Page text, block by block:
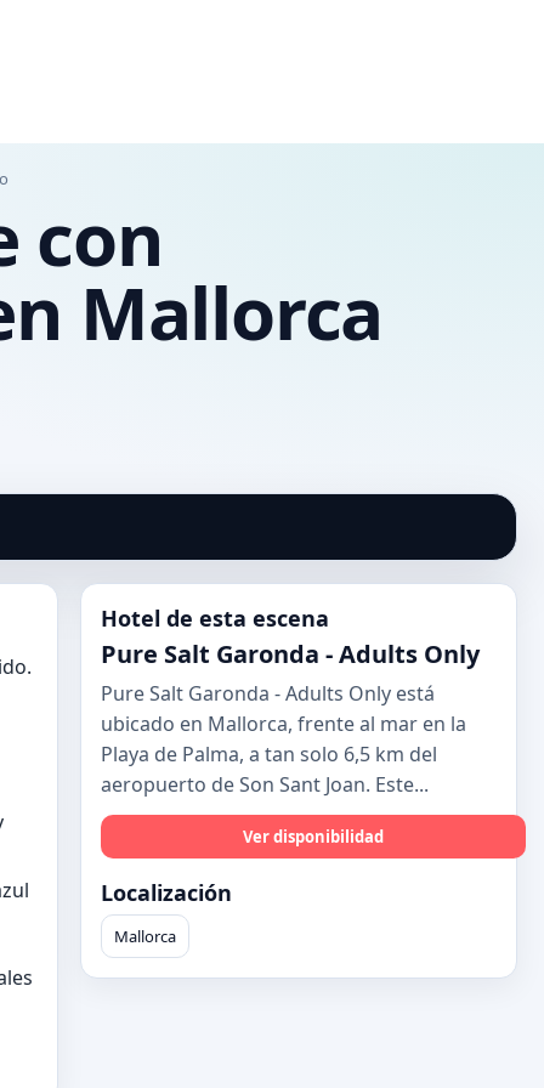
con
Mallorca
Hotel de esta escena
Pure Salt Garonda - Adults Only
Pure Salt Garonda - Adults Only está
ubicado en Mallorca, frente al mar en la
Playa de Palma, a tan solo 6,5 km del
aeropuerto de Son Sant Joan. Este...
Ver disponibilidad
Localización
Mallorca